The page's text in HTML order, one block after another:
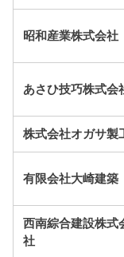
昭和産業株式会社
あさひ技巧株式会
株式会社オガサ製
有限会社大崎建築
西南綜合建設株式
社